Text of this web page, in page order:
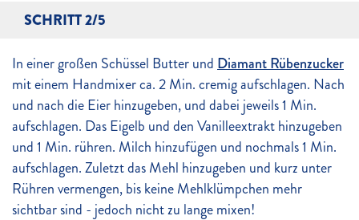
SCHRITT 2/5
In einer großen Schüssel Butter und Diamant Rübenzucker
mit einem Handmixer ca. 2 Min. cremig aufschlagen. Nach
und nach die Eier hinzugeben, und dabei jeweils 1 Min.
aufschlagen. Das Eigelb und den Vanilleextrakt hinzugeben
und 1 Min. rühren. Milch hinzufügen und nochmals 1 Min.
aufschlagen. Zuletzt das Mehl hinzugeben und kurz unter
Rühren vermengen, bis keine Mehlklümpchen mehr
sichtbar sind - jedoch nicht zu lange mixen!